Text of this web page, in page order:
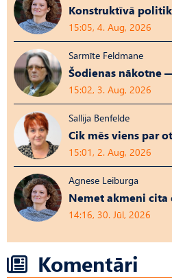
Konstruktīvā
15:05, 4. Aug, 2026
Sarmīte Feldmane
Šodienas nākotne
15:02, 3. Aug, 2026
Sallija Benfelde
Cik mēs viens par
15:01, 2. Aug, 2026
Agnese Leiburga
Nemet akmeni cita
14:16, 30. Jūl, 2026
Komentāri